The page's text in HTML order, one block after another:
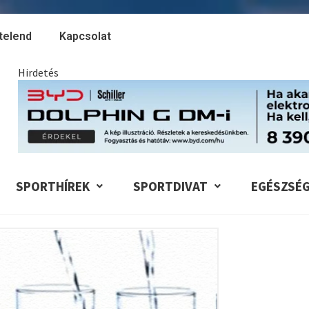
Kapcsolat
Hirdetés
SPORTHÍREK SPORTDIVAT